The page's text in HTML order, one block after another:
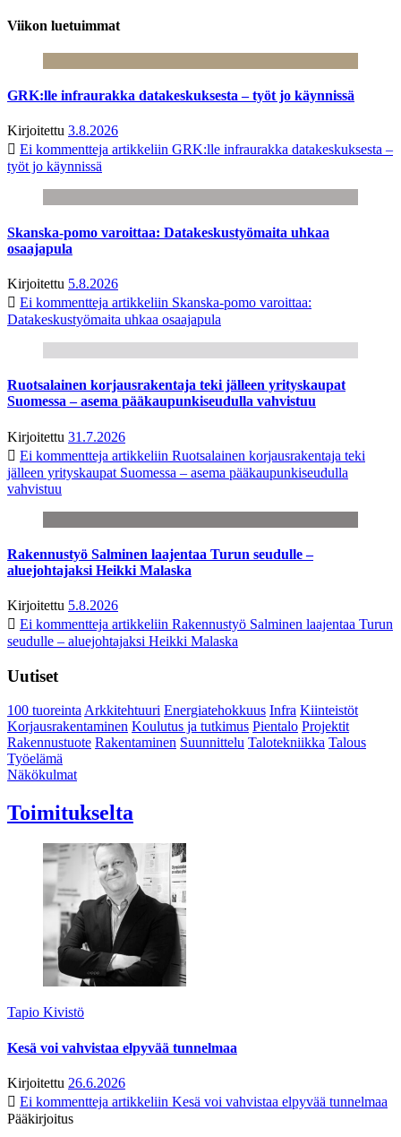
Viikon luetuimmat
GRK:lle infraurakka datakeskuksesta – työt jo käynnissä
Kirjoitettu 3.8.2026
Ei kommentteja artikkeliin GRK:lle infraurakka datakeskuksesta –
työt jo käynnissä
Skanska-pomo varoittaa: Datakeskustyömaita uhkaa
osaajapula
Kirjoitettu 5.8.2026
Ei kommentteja artikkeliin Skanska-pomo varoittaa:
Datakeskustyömaita uhkaa osaajapula
Ruotsalainen korjausrakentaja teki jälleen yrityskaupat
Suomessa – asema pääkaupunkiseudulla vahvistuu
Kirjoitettu 31.7.2026
Ei kommentteja artikkeliin Ruotsalainen korjausrakentaja teki
jälleen yrityskaupat Suomessa – asema pääkaupunkiseudulla
vahvistuu
Rakennustyö Salminen laajentaa Turun seudulle –
aluejohtajaksi Heikki Malaska
Kirjoitettu 5.8.2026
Ei kommentteja artikkeliin Rakennustyö Salminen laajentaa Turun
seudulle – aluejohtajaksi Heikki Malaska
Uutiset
100 tuoreintaArkkitehtuuri Energiatehokkuus Infra Kiinteistöt
Korjausrakentaminen Koulutus ja tutkimus Pientalo Projektit
Rakennustuote Rakentaminen Suunnittelu Talotekniikka Talous
Työelämä
Näkökulmat
Toimitukselta
Tapio Kivistö
Kesä voi vahvistaa elpyvää tunnelmaa
Kirjoitettu 26.6.2026
Ei kommentteja artikkeliin Kesä voi vahvistaa elpyvää tunnelmaa
Pääkirjoitus